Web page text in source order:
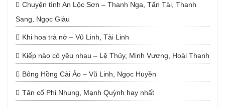
Chuyện tình An Lộc Sơn – Thanh Nga, Tấn Tài, Thanh
Sang, Ngọc Giàu
Khi hoa trà nở – Vũ Linh, Tài Linh
Kiếp nào có yêu nhau – Lệ Thủy, Minh Vương, Hoài Thanh
Bông Hồng Cài Áo – Vũ Linh, Ngọc Huyền
Tân cổ Phi Nhung, Mạnh Quỳnh hay nhất